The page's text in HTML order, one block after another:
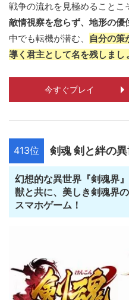
戦争の流れを見極めることこ
敵情視察を怠らず、地形の優
中でも転機が潜む、
自分の策
導く君主として名を残しまし
今すぐプレイ
413位 剣魂 剣と絆の
幻想的な異世界『剣魂界
獣と共に、美しき剣魂界
スマホゲーム！